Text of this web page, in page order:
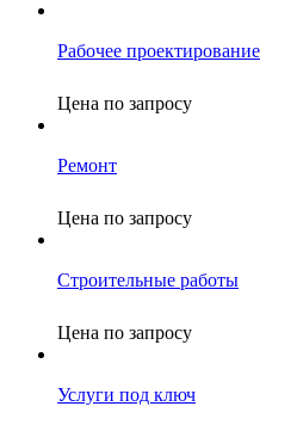
Рабочее проектирование
Цена по запросу
Ремонт
Цена по запросу
Строительные работы
Цена по запросу
Услуги под ключ